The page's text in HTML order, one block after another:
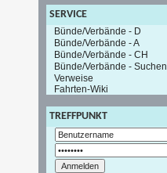
SERVICE
Bünde/Verbände - D
Bünde/Verbände - A
Bünde/Verbände - CH
Bünde/Verbände - Suchen
Verweise
Fahrten-Wiki
TREFFPUNKT